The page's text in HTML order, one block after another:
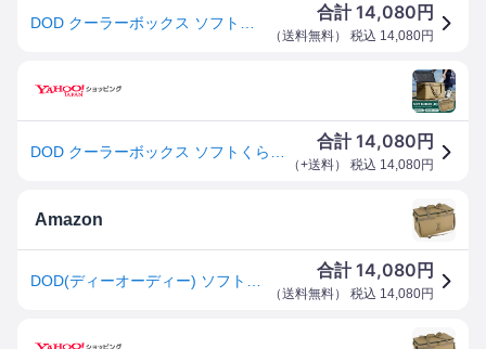
合計14,080 円
（送料無料） 税込 14,080円
合計14,080 円
（+送料） 税込 14,080円
Amazon
合計14,080 円
（送料無料） 税込 14,080円